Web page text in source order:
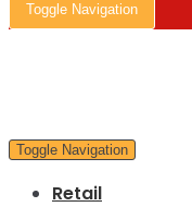
Toggle Navigation
Toggle Navigation
Retail